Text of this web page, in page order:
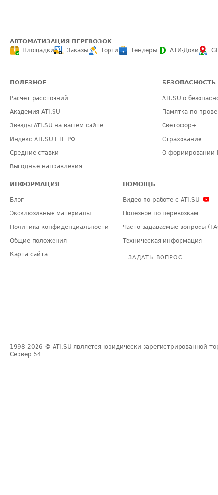
АВТОМАТИЗАЦИЯ ПЕРЕВОЗОК
Площадки
Заказы Торги Тендеры АТИ-Доки
ПОЛЕЗНОЕ
Расчет расстояний
Академия ATI.SU
Звезды ATI.SU на вашем сайте
Индекс ATI.SU FTL РФ
Средние ставки
Выгодные направления
БЕЗОПАСНОСТЬ
ATI.SU о
Памятка по
Светофор+
Страхование
О формировании
ИНФОРМАЦИЯ
Блог
Эксклюзивные материалы
Политика конфиденциальности
Общие положения
Карта сайта
ПОМОЩЬ
Видео по работе с ATI.SU
Полезное по перевозкам
Часто задаваемые вопросы
Техническая информация
ЗАДАТЬ ВОПРОС
1998-2026 © ATI.SU является юридически зарегистрированной
Сервер 54